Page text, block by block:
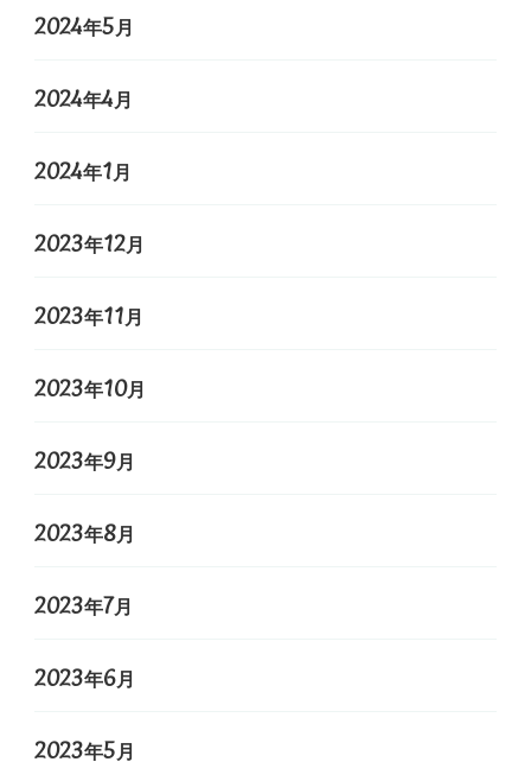
2024年5月
2024年4月
2024年1月
2023年12月
2023年11月
2023年10月
2023年9月
2023年8月
2023年7月
2023年6月
2023年5月